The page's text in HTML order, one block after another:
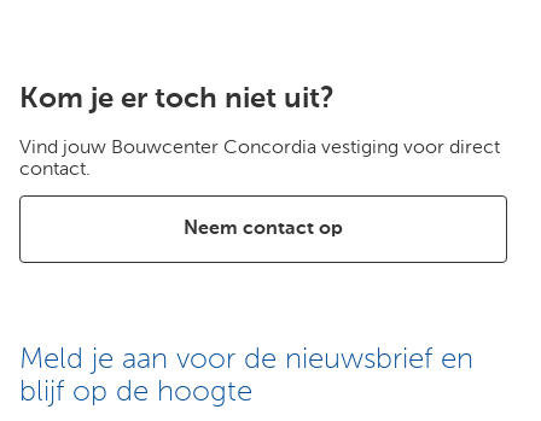
Kom je er toch niet uit?
Vind jouw Bouwcenter Concordia vestiging voor direct
contact.
Neem contact op
Meld je aan voor de nieuwsbrief en
blijf op de hoogte